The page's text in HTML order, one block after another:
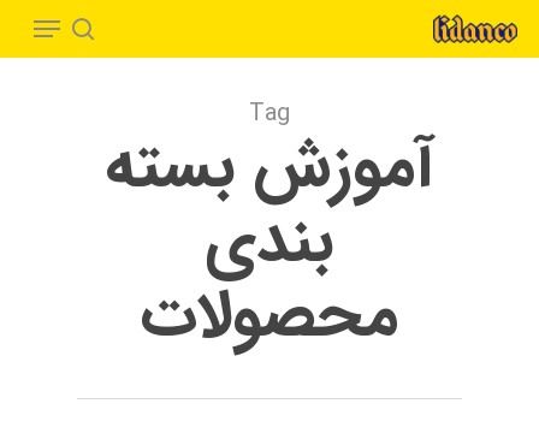
search
Menu
Tag
آموزش بسته
بندی
محصولات